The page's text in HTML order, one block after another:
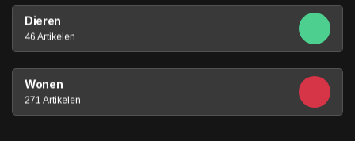
Dieren
46 Artikelen
Wonen
271 Artikelen